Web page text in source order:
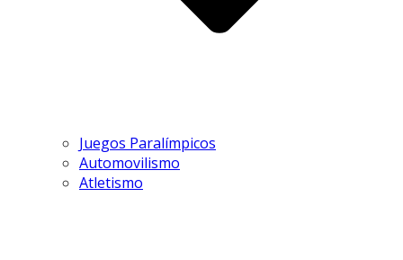
Juegos Paralímpicos
Automovilismo
Atletismo